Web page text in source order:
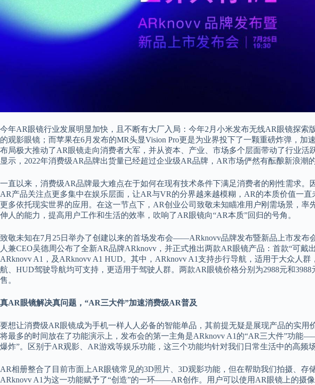
今年AR眼镜行业发展明显加快，且不断有大厂入局：今年2月小米发布无线AR眼镜探索
的观影眼镜；而苹果在6月发布的MR头显Vision Pro更是为业界投下了一颗重磅炸弹，加
布局极大推动了AR眼镜走向消费者大军，并从资本、产业、市场多个层面带动了行业活
显示，2022年消费级AR品牌出货量已经超过企业级AR品牌，AR市场俨然有酝酿新浪潮的
一直以来，消费级AR品牌最大难点在于如何在现有技术条件下满足消费者的刚性需求。
AR产品关注点更多集中在娱乐层面，让AR与VR的分界越来越模糊，AR的本质价值一直
更多依托现实世界的应用。在这一节点下，AR创业公司致敬未知瞄准用户刚需场景，率
伸人的能力，提高用户工作和生活的效率，吹响了AR眼镜向“AR本质”回归的号角。
致敬未知在7月25日举办了创建以来的首场发布会——ARknovv品牌发布暨新品上市发布
人兼CEO吴德周公布了全新AR品牌ARknovv，并正式推出两款AR眼镜产品：首款“可
ARknovv A1，及ARknovv A1 HUD。其中，ARknovv A1支持步行导航，适用于大众人群
航、HUD驾驶导航均可支持，更适用于驾驶人群。两款AR眼镜价格分别为2988元和3988
售。
真AR眼镜解决真问题，“AR三大件”加速消费级AR普及
要想让消费级AR眼镜成为手机一样人人必备的智能单品，其前提无疑是展现产品的实用
将最多的时间放在了功能演示上，发布会的第一主角是ARknovv A1的“AR三大件”功能
爆炸”。区别于AR观影、AR游戏等娱乐功能，这三个功能均针对我们日常生活中的高频场
AR相册整合了目前市面上AR眼镜常见的3D照片、3D观影功能，但在帮助我们拍摄、存
ARknovv A1为这一功能赋予了“创造”的一环——AR创作。用户可以使用AR眼镜上的摄